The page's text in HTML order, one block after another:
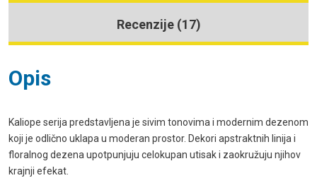
Recenzije (17)
Opis
Kaliope serija predstavljena je sivim tonovima i modernim dezenom
koji je odlično uklapa u moderan prostor. Dekori apstraktnih linija i
floralnog dezena upotpunjuju celokupan utisak i zaokružuju njihov
krajnji efekat.